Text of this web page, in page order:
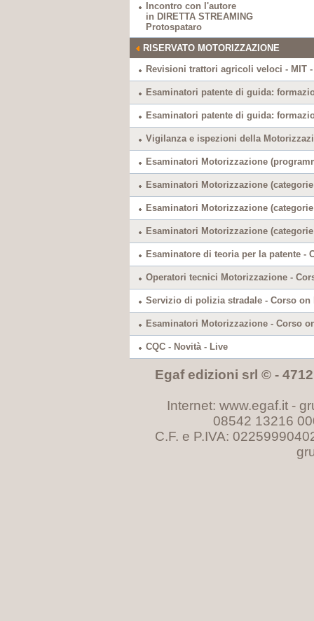
Incontro con l'autore
in DIRETTA STREAMING
Protospataro
RISERVATO MOTORIZZAZIONE
Revisioni trattori agricoli veloci - MIT
Esaminatori patente di guida:
Esaminatori patente di guida:
Vigilanza e ispezioni della
Esaminatori Motorizzazione
Esaminatori Motorizzazione
Esaminatori Motorizzazione
Esaminatori Motorizzazione
Esaminatore di teoria per la patente -
Operatori tecnici Motorizzazione -
Servizio di polizia stradale - Corso on
Esaminatori Motorizzazione - Corso
CQC - Novità - Live
Egaf edizioni srl © -
Internet: www.egaf.it -
08542 13216
C.F. e P.IVA: